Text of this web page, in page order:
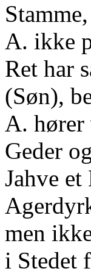
A. ikke
Ret har
(Søn),
A. hører
Geder
Jahve
men
i Stedet